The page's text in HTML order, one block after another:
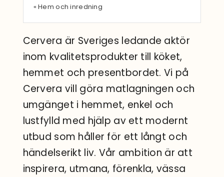
« Hem och inredning
Cervera är Sveriges ledande aktör
inom kvalitetsprodukter till köket,
hemmet och presentbordet. Vi på
Cervera vill göra matlagningen och
umgänget i hemmet, enkel och
lustfylld med hjälp av ett modernt
utbud som håller för ett långt och
händelserikt liv. Vår ambition är att
inspirera, utmana, förenkla, vässa